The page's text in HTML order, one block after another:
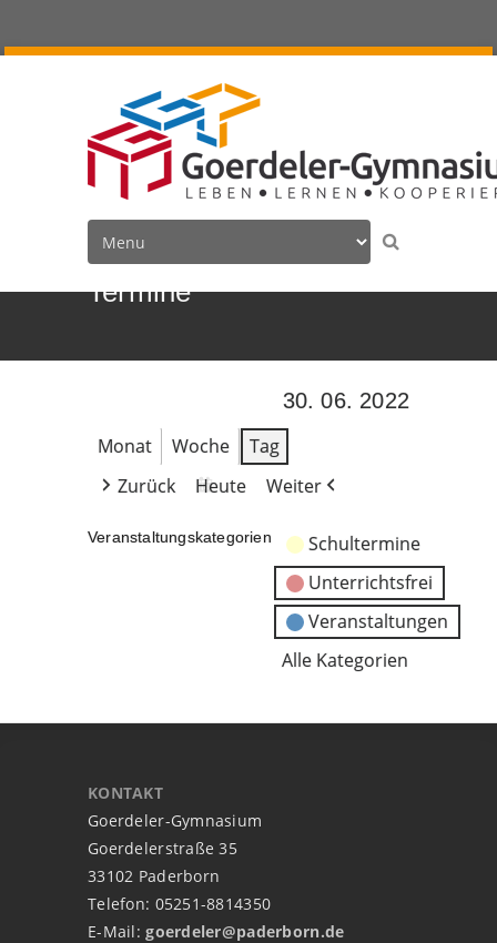
Termine
30. 06. 2022
Monat
Woche
Tag
Zurück
Heute Weiter
Veranstaltungskategorien
Schultermine
Unterrichtsfrei
Veranstaltungen
Alle Kategorien
KONTAKT
Goerdeler-Gymnasium
Goerdelerstraße 35
33102 Paderborn
Telefon: 05251-8814350
E-Mail:goerdeler@paderborn.de